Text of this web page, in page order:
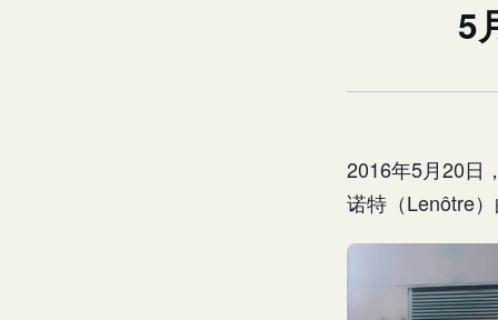
5
2016年5月20日
诺特（Lenôtre